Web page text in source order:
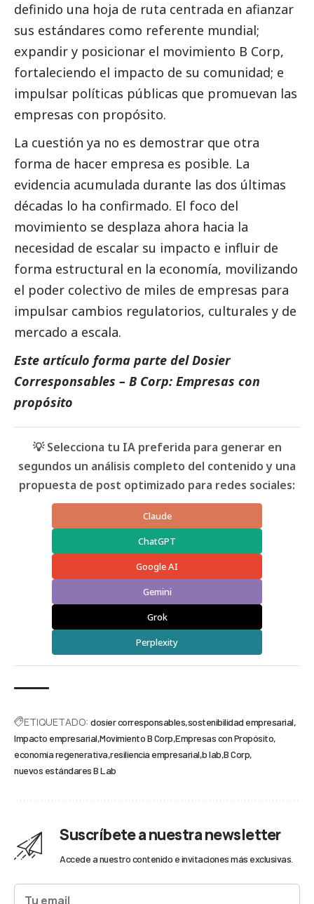
definido una hoja de ruta centrada en afianzar
sus estándares como referente mundial;
expandir y posicionar el movimiento B Corp,
fortaleciendo el impacto de su comunidad; e
impulsar políticas públicas que promuevan las
empresas con propósito.
La cuestión ya no es demostrar que otra
forma de hacer empresa es posible. La
evidencia acumulada durante las dos últimas
décadas lo ha confirmado. El foco del
movimiento se desplaza ahora hacia la
necesidad de escalar su impacto e influir de
forma estructural en la economía, movilizando
el poder colectivo de miles de empresas para
impulsar cambios regulatorios, culturales y de
mercado a escala.
Este artículo forma parte del Dosier
Corresponsables – B Corp: Empresas con
propósito
💡 Selecciona tu IA preferida para generar en
segundos un análisis completo del contenido y una
propuesta de post optimizado para redes sociales:
Claude
ChatGPT
Google AI
Gemini
Grok
Perplexity
ETIQUETADO: dosier corresponsables sostenibilidad empresarial
Impacto empresarial Movimiento B Corp Empresas con Propósito
economía regenerativa resiliencia empresarial b lab B Corp
nuevos estándares B Lab
Suscríbete a nuestra newsletter
Accede a nuestro contenido e invitaciones más exclusivas.